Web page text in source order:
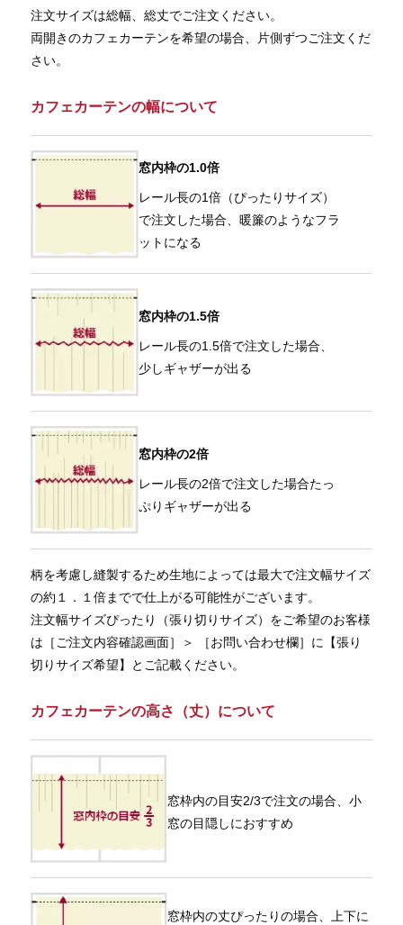
注文サイズは総幅、総丈でご注文ください。
両開きのカフェカーテンを希望の場合、片側ずつご注文くだ
さい。
カフェカーテンの幅について
窓内枠の1.0倍
レール長の1倍（ぴったりサイズ）
で注文した場合、暖簾のようなフラ
ットになる
窓内枠の1.5倍
レール長の1.5倍で注文した場合、
少しギャザーが出る
窓内枠の2倍
レール長の2倍で注文した場合たっ
ぷりギャザーが出る
柄を考慮し縫製するため生地によっては最大で注文幅サイズ
の約１．１倍までで仕上がる可能性がございます。
注文幅サイズぴったり（張り切りサイズ）をご希望のお客様
は［ご注文内容確認画面］＞ ［お問い合わせ欄］に【張り
切りサイズ希望】とご記載ください。
カフェカーテンの高さ（丈）について
窓枠内の目安2/3で注文の場合、小
窓の目隠しにおすすめ
窓枠内の丈ぴったりの場合、上下に